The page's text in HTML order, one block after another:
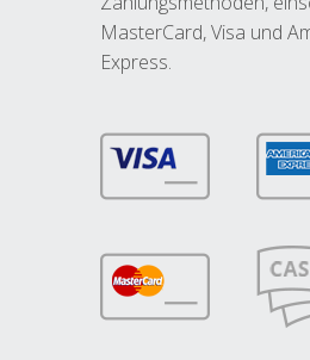
MasterCard, Visa und
Express.